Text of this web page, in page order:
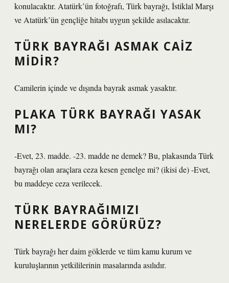
konulacaktır. Atatürk’ün fotoğrafı, Türk bayrağı, İstiklal Marşı
ve Atatürk’ün gençliğe hitabı uygun şekilde asılacaktır.
TÜRK BAYRAĞI ASMAK CAIZ
MIDIR?
Camilerin içinde ve dışında bayrak asmak yasaktır.
PLAKA TÜRK BAYRAĞI YASAK
MI?
-Evet, 23. madde. -23. madde ne demek? Bu, plakasında Türk
bayrağı olan araçlara ceza kesen genelge mi? (ikisi de) -Evet,
bu maddeye ceza verilecek.
TÜRK BAYRAĞIMIZI
NERELERDE GÖRÜRÜZ?
Türk bayrağı her daim göklerde ve tüm kamu kurum ve
kuruluşlarının yetkililerinin masalarında asılıdır.